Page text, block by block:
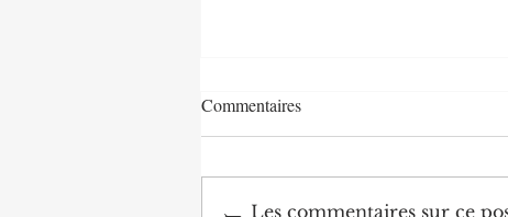
Commentaires
Les commentaires sur ce